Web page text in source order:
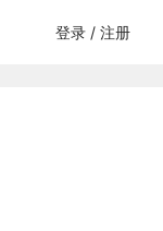
登录 / 注册